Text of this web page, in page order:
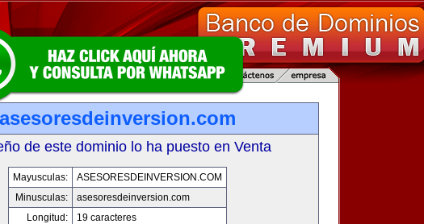
asesoresdeinversion.com
de este dominio lo ha puesto en Venta
Mayusculas:
ASESORESDEINVERSION.COM
Minusculas:
asesoresdeinversion.com
Longitud:
19 caracteres